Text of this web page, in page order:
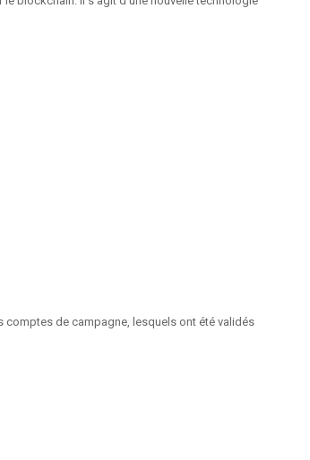
comptes de campagne, lesquels ont été validés